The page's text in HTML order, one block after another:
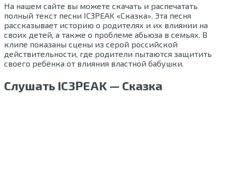
На нашем сайте вы можете скачать и распечатать
полный текст песни IC3PEAK «Сказка». Эта песня
рассказывает историю о родителях и их влиянии на
своих детей, а также о проблеме абьюза в семьях. В
клипе показаны сцены из серой российской
действительности, где родители пытаются защитить
своего ребёнка от влияния властной бабушки.
Слушать IC3PEAK — Сказка